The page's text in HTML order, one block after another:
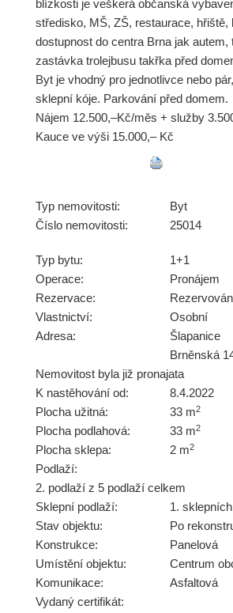
blízkosti je veškerá občanská
středisko, MŠ, ZŠ, restaurace, hřiště,
dostupnost do centra Brna jak autem,
zastávka trolejbusu takřka před
Byt je vhodný pro jednotlivce nebo
sklepní kóje. Parkování před domem.
Nájem 12.500,–Kč/měs + služby
Kauce ve výši 15.000,– Kč
Typ nemovitosti:
Byt
Číslo nemovitosti:
25014
Typ bytu:
1+1
Operace:
Pronájem
Rezervace:
Vlastnictví:
Osobní
Adresa:
Šlapanice
Brněnská
Nemovitost byla již pronajata
K nastěhování od:
8.4.2022
Plocha užitná:
33 m2
Plocha podlahová: 33 m2
Plocha sklepa: 2 m2
Podlaží:
2. podlaží z 5 podlaží celkem
Sklepní podlaží:
1.
Stav objektu:
Po
Konstrukce:
Panelová
Umístění objektu:
Centrum
Komunikace:
Asfaltová
Vydaný certifikát: